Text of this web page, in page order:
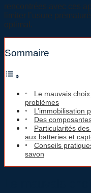
rencontrées avec ces
limiter l’usure
optimal.
Sommaire
Le mauvais
problèmes
L’immobilisation
Des
Particularités
aux batteries et
Conseils
savon